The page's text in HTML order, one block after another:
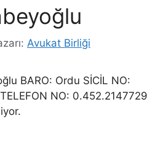
Avukat Birliği
BARO: Ordu SİCİL NO:
NO: 0.452.2147729